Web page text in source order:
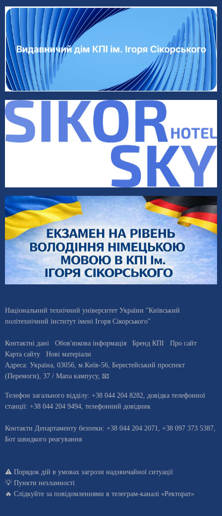
Національний технічний університет України "Київський
політехнічний інститут імені Ігоря Сікорського"
Контактні дані Обов'язкова інформація Бренд КПІ
Про сайт
Карта сайту
Нові матеріали
Адреса: Україна 03056 , м. Київ-56, Берестейський проспект
(Перемоги), 37 / Мапа кампусу, 📧
Телефон загального відділу: +38 044 204 8282 , довiдка телефонної
станцiї: +38 044 204 9494 телефонний довідник
Контакти Департаменту безпеки: +38 044 204 2071, +38 097 373 5387,
Бот швидкого реагування
⚠️ Порядок дій в умовах загрози надзвичайної ситуації
💡 Пункти незламності
🔥 Слідкуйте за повідомленнями в телеграм-каналі «Ректорат»